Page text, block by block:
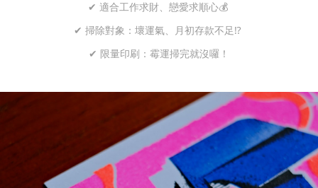
✔ 適合工作求財、戀愛求順心💰
✔ 掃除對象：壞運氣、月初存款不足⁉️
✔ 限量印刷：霉運掃完就沒囉！